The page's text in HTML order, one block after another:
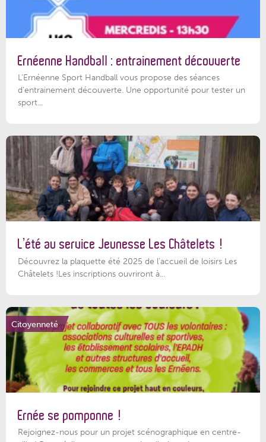
Ernéenne Handball : entrainement découverte
L'Ernéenne Sport Handball vous propose des séances
d'entrainement découverte. Une opportunité pour tester un
sport...
L’été au service Jeunesse Les Châtelets !
Découvrez la plaquette été 2025 de l’accueil de loisirs Les
Châtelets !Les inscriptions ouvriront à...
Citoyenneté
Ernée se pomponne !
Rejoignez-nous pour un projet scénographique en centre-